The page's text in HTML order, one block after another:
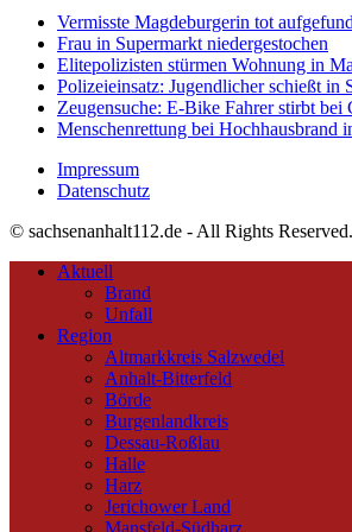
Vermisste Magdeburgerin tot
Frau in Supermarkt niedergestochen
Elitepolizisten stürmen Wohnung in
Polizeieinsatz: Jugendlicher schießt in
Zeugensuche: E-Bike Fahrer stirbt bei
Menschenrettung bei Hochhausbrand
Impressum
Datenschutz
© sachsenanhalt112.de - All Rights Reserved.
Aktuell
Brand
Unfall
Region
Altmarkkreis Salzwedel
Anhalt-Bitterfeld
Börde
Burgenlandkreis
Dessau-Roßlau
Halle
Harz
Jerichower Land
Mansfeld-Südharz